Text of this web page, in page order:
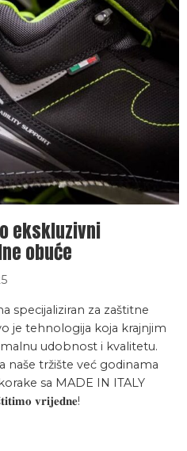
ekskluzivni
obuće
specijaliziran za zaštitne
je tehnologija koja krajnjim
udobnost i kvalitetu.
naše tržište već godinama
sa MADE IN ITALY
𝐯𝐫𝐢𝐣𝐞𝐝𝐧𝐞!